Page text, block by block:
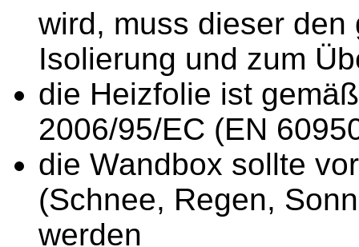
wird, muss dieser
Isolierung und zum
die Heizfolie ist
2006/95/EC (EN
die Wandbox sollte
(Schnee, Regen,
werden